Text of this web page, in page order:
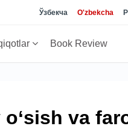
Ўзбекча O'zbekcha
Book Review
va